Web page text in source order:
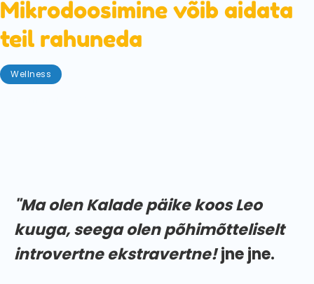
Mikrodoosimine võib aidata
teil rahuneda
Wellness
"Ma olen Kalade päike koos Leo
kuuga, seega olen põhimõtteliselt
introvertne ekstravertne!jne jne.